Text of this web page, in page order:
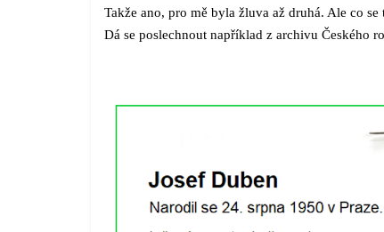
Takže ano, pro mě byla žluva až druhá. Ale co
Dá se poslechnout například z archivu Českého